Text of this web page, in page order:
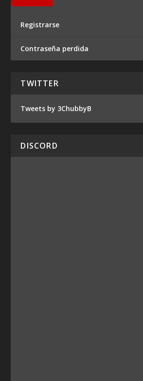
Registrarse
Contraseña perdida
TWITTER
Tweets by 3ChubbyB
DISCORD